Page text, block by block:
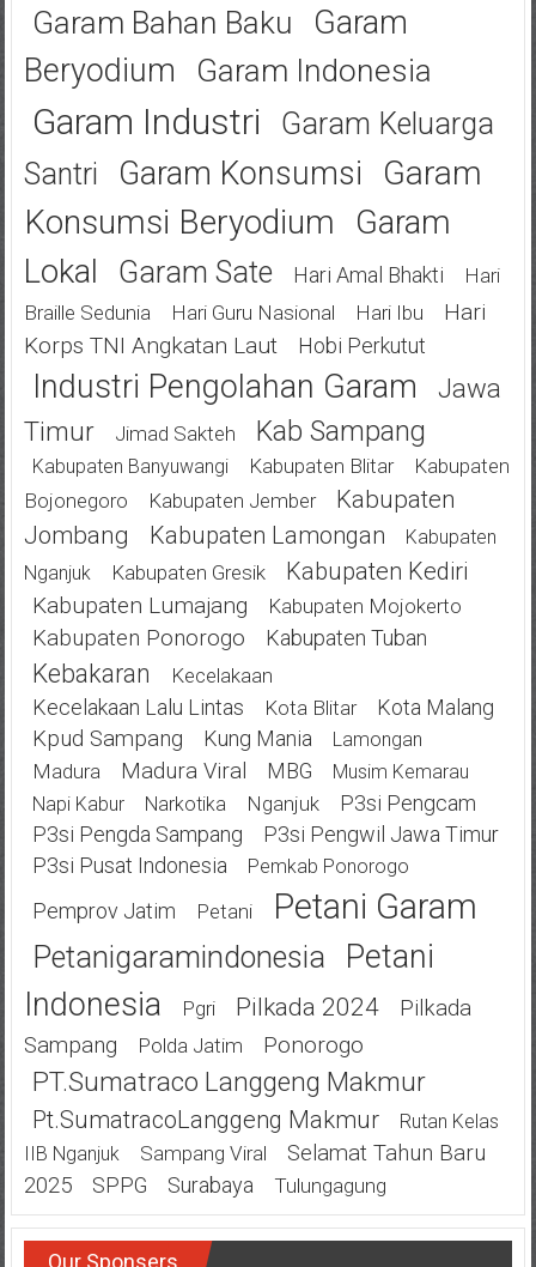
Garam Bahan Baku
Garam
Beryodium
Garam Indonesia
Garam Industri
Garam Keluarga
Santri
Garam Konsumsi
Garam
Konsumsi Beryodium
Garam
Lokal
Garam Sate Hari Amal Bhakti
Hari
Braille Sedunia
Hari Guru Nasional Hari Ibu
Hari
Korps TNI Angkatan Laut
Hobi Perkutut
Industri Pengolahan Garam
Jawa
Timur
Jimad Sakteh Kab Sampang
Kabupaten Banyuwangi Kabupaten Blitar
Kabupaten
Bojonegoro
Kabupaten Jember
Kabupaten
Jombang
Kabupaten Lamongan
Kabupaten
Nganjuk
Kabupaten Gresik Kabupaten Kediri
Kabupaten Lumajang Kabupaten Mojokerto
Kabupaten Ponorogo Kabupaten Tuban
Kebakaran Kecelakaan
Kecelakaan Lalu Lintas Kota Blitar Kota Malang
Kpud Sampang Kung Mania Lamongan
Madura Madura Viral MBG
Musim Kemarau
Napi Kabur
Narkotika Nganjuk
P3si Pengcam
P3si Pengda Sampang
P3si Pengwil Jawa Timur
P3si Pusat Indonesia
Pemkab Ponorogo
Pemprov Jatim Petani Petani Garam
Petanigaramindonesia
Petani
Indonesia
Pgri Pilkada 2024
Pilkada
Sampang
Polda Jatim Ponorogo
PT.Sumatraco Langgeng Makmur
Pt.SumatracoLanggeng Makmur
Rutan Kelas
IIB Nganjuk
Sampang Viral
Selamat Tahun Baru
2025
SPPG Surabaya Tulungagung
Our Sponsers